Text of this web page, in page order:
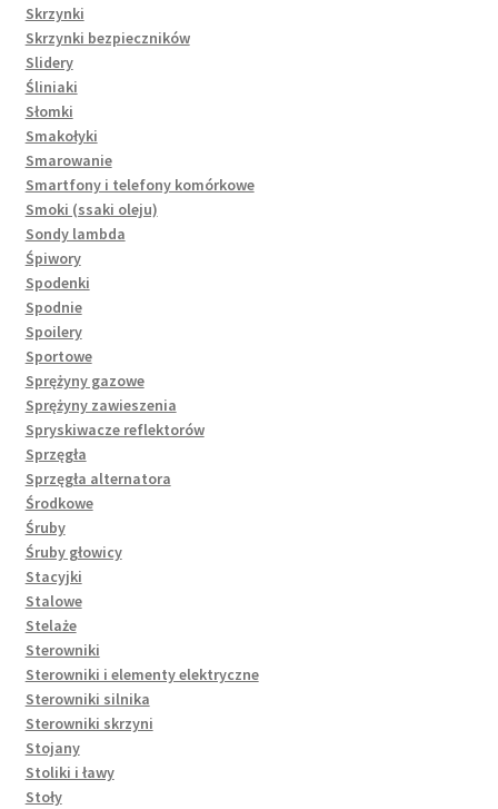
Skrzynki
Skrzynki bezpieczników
Slidery
Śliniaki
Słomki
Smakołyki
Smarowanie
Smartfony i telefony komórkowe
Smoki (ssaki oleju)
Sondy lambda
Śpiwory
Spodenki
Spodnie
Spoilery
Sportowe
Sprężyny gazowe
Sprężyny zawieszenia
Spryskiwacze reflektorów
Sprzęgła
Sprzęgła alternatora
Środkowe
Śruby
Śruby głowicy
Stacyjki
Stalowe
Stelaże
Sterowniki
Sterowniki i elementy elektryczne
Sterowniki silnika
Sterowniki skrzyni
Stojany
Stoliki i ławy
Stoły